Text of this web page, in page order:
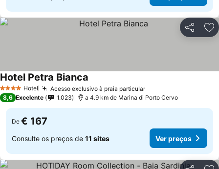
Partilhar
4 EstrelasHotel Acesso exclusivo à praia particularVer preços
Hotel Petra Bianca
8,6 Excelente 1.023 a 4.9 km de Marina di Porto Cervo
De € 167
Consulte os preços de 11 sites Ver preços